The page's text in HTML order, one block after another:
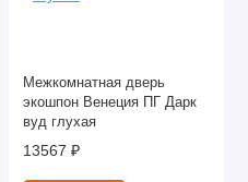
Межкомнатная дверь
экошпон Венеция ПГ Дарк
вуд глухая
13567 ₽